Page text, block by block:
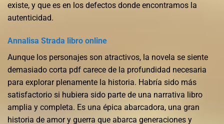
existe, y que es en los defectos donde encontramos la
autenticidad.
Annalisa Strada libro online​
Aunque los personajes son atractivos, la novela se siente
demasiado corta pdf carece de la profundidad necesaria
para explorar plenamente la historia. Habría sido más
satisfactorio si hubiera sido parte de una narrativa libro
amplia y completa. Es una épica abarcadora, una gran
historia de amor y guerra que abarca generaciones y